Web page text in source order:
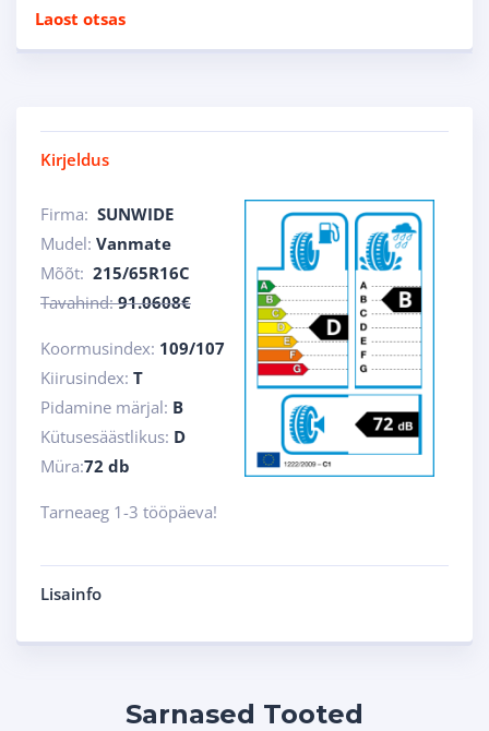
Laost otsas
Kirjeldus
Firma: SUNWIDE
Mudel: Vanmate
Mõõt: 215/65R16C
Tavahind:91.0608€
Koormusindex: 109/107
Kiirusindex: T
Pidamine märjal: B
Kütusesäästlikus: D
Müra:72 db
Tarneaeg 1-3 tööpäeva!
Lisainfo
Sarnased Tooted